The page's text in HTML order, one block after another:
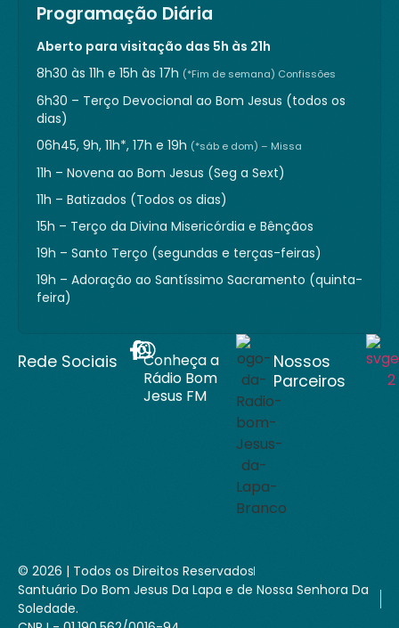
Programação Diária
Aberto para visitação das 5h às 21h
8h30 às 11h e 15h às 17h (*Fim de semana) Confissões
6h30 – Terço Devocional ao Bom Jesus (todos os
dias)
06h45, 9h, 11h*, 17h e 19h (*sáb e dom) – Missa
11h – Novena ao Bom Jesus (Seg a Sext)
11h – Batizados (Todos os dias)
15h – Terço da Divina Misericórdia e Bênçãos
19h – Santo Terço (segundas e terças-feiras)
19h – Adoração ao Santíssimo Sacramento (quinta-
feira)
Rede Sociais
Conheça a
Rádio Bom
Jesus FM
Nossos
Parceiros
© 2026 | Todos os Direitos Reservados
Santuário Do Bom Jesus Da Lapa e de Nossa Senhora Da
Soledade.